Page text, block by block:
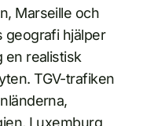
Marseille och
geografi hjälper
en realistisk
TGV-trafiken
Luxemburg